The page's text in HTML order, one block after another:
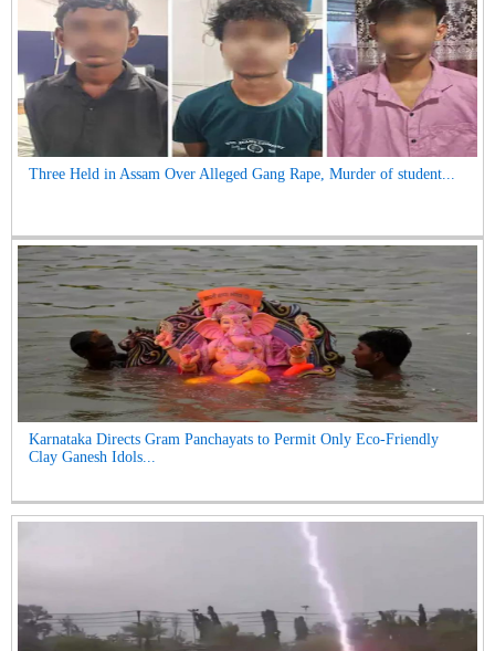
Three Held in Assam Over Alleged Gang Rape, Murder of student...
Karnataka Directs Gram Panchayats to Permit Only Eco-Friendly
Clay Ganesh Idols...